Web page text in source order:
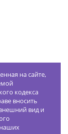
на сайте,
кодекса
вносить
вид и